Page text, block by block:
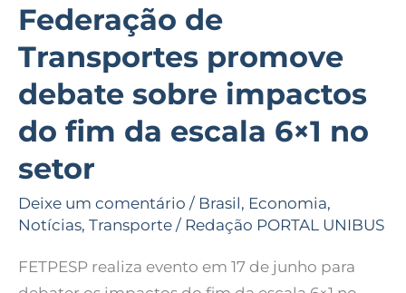
Federação de
Transportes promove
debate sobre impactos
do fim da escala 6×1 no
setor
Deixe um comentário / Brasil, Economia,
Notícias, Transporte / Redação PORTAL UNIBUS
FETPESP realiza evento em 17 de junho para
no
setor